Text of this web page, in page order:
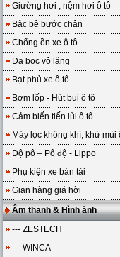
Giường hơi , nệm hơi ô tô
Bậc bệ bước chân
Chống ồn xe ô tô
Da bọc vô lăng
Bạt phủ xe ô tô
Bơm lốp - Hút bụi ô tô
Cảm biến tiến lùi ô tô
Máy lọc không khí, khử mùi
Độ pô – Pô độ - Lippo
Phụ kiện xe bán tải
Gian hàng giá hời
Âm thanh & Hình ảnh
--- ZESTECH
--- WINCA